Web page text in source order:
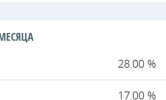
28.00 %
17.00 %